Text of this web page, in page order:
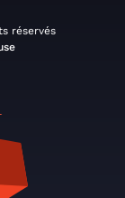
réservés